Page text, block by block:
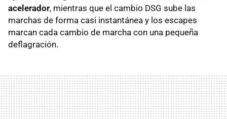
acelerador, mientras que el cambio DSG sube las
marchas de forma casi instantánea y los escapes
marcan cada cambio de marcha con una pequeña
deflagración.